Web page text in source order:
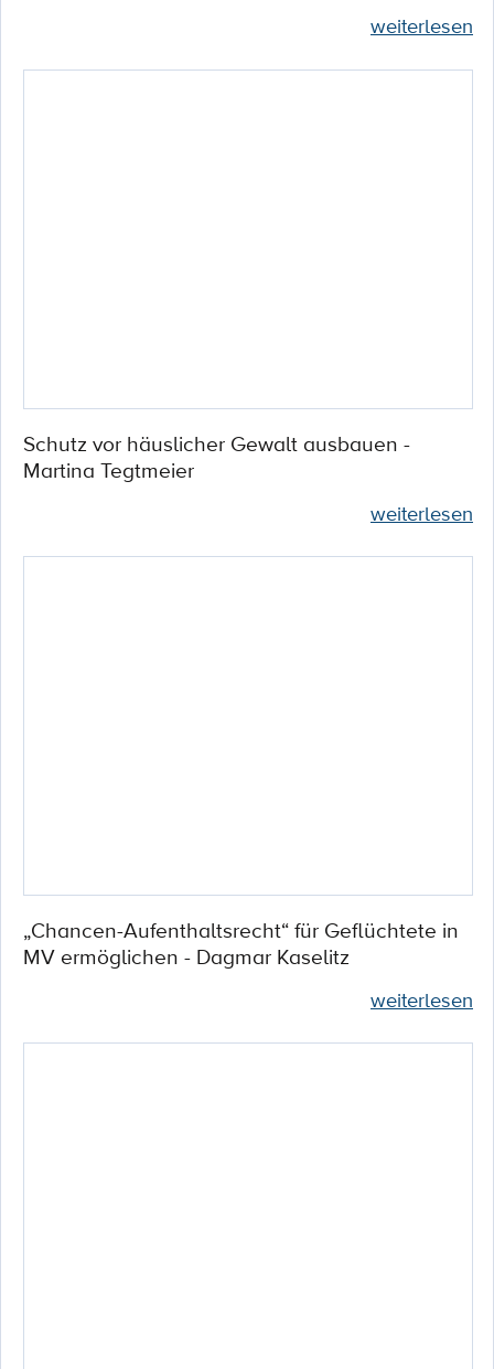
weiterlesen
Schutz vor häuslicher Gewalt ausbauen -
Martina Tegtmeier
weiterlesen
„Chancen-Aufenthaltsrecht“ für Geflüchtete in
MV ermöglichen - Dagmar Kaselitz
weiterlesen